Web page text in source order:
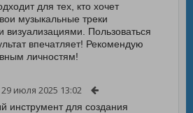
для тех, кто хочет
музыкальные треки
Пользоваться
впечатляет! Рекомендую
личностям!
29 июля 2025 13:02
инструмент для создания